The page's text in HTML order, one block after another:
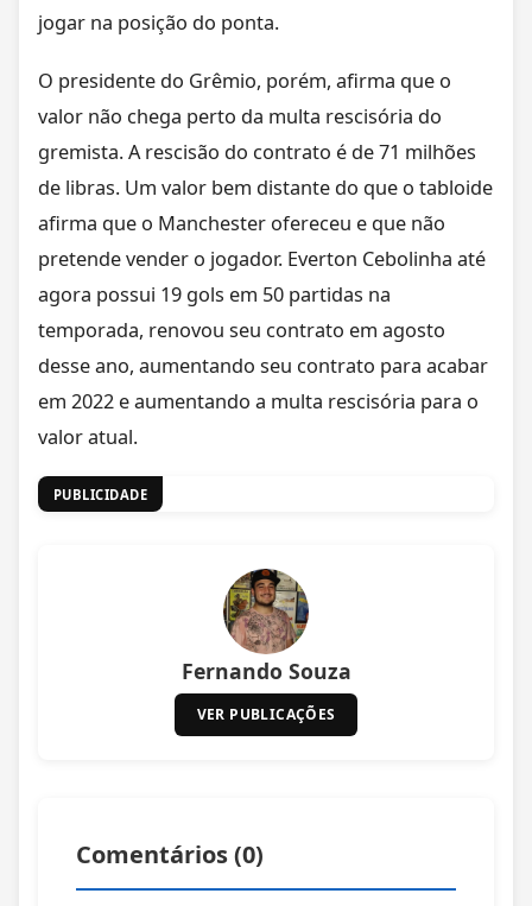
jogar na posição do ponta.
O presidente do Grêmio, porém, afirma que o
valor não chega perto da multa rescisória do
gremista. A rescisão do contrato é de 71 milhões
de libras. Um valor bem distante do que o tabloide
afirma que o Manchester ofereceu e que não
pretende vender o jogador. Everton Cebolinha até
agora possui 19 gols em 50 partidas na
temporada, renovou seu contrato em agosto
desse ano, aumentando seu contrato para acabar
em 2022 e aumentando a multa rescisória para o
valor atual.
PUBLICIDADE
Fernando Souza
VER PUBLICAÇÕES
Comentários (0)